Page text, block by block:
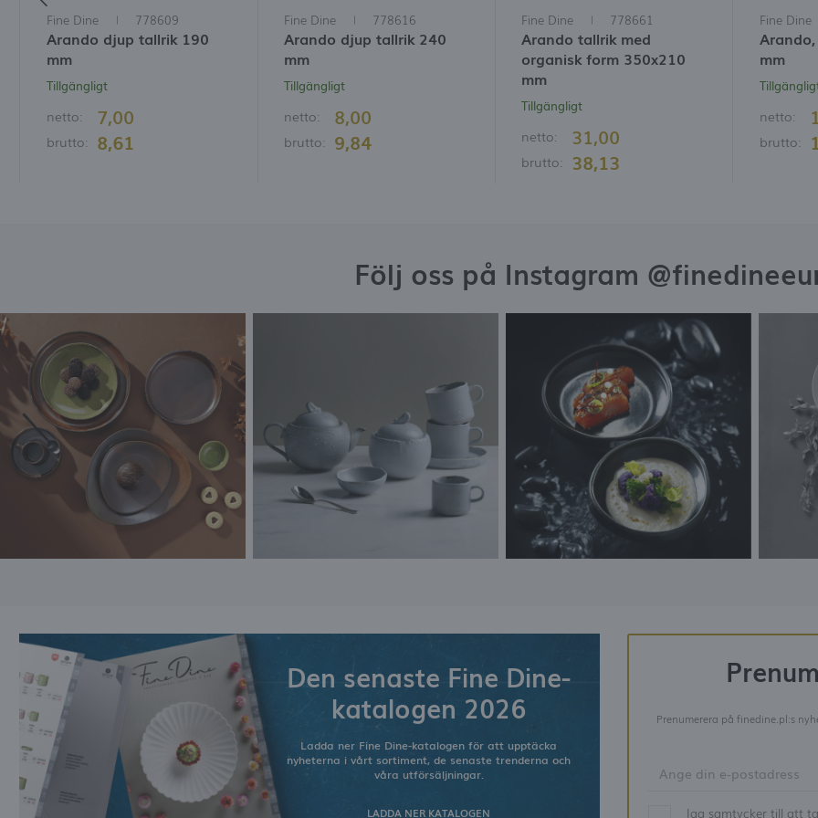
Fine Dine 778609
Arando djup tallrik 190
mm
Tillgängligt
netto: 7,00
brutto: 8,61
Fine Dine 778616
Arando djup tallrik 240
mm
Tillgängligt
netto: 8,00
brutto: 9,84
Fine Dine 778661
Arando tallrik med
organisk form 350x210
mm
Tillgängligt
netto: 31,00
brutto: 38,13
Fine Dine
mm
netto:
brutto:
Följ oss på Instagram
Den senaste Fine Dine-
katalogen 2026
Ladda ner Fine Dine-katalogen för att upptäcka
nyheterna i vårt sortiment, de senaste trenderna och
våra utförsäljningar.
LADDA NER KATALOGEN
Prenumerera på finedine.pl:s
Jag samtycker till att